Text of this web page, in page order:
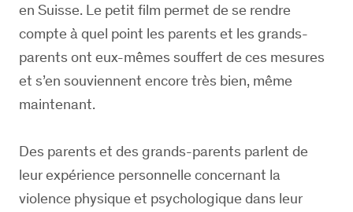
en Suisse. Le petit film permet de se rendre
compte à quel point les parents et les grands-
parents ont eux-mêmes souffert de ces mesures
et s’en souviennent encore très bien, même
maintenant.
Des parents et des grands-parents parlent de
leur expérience personnelle concernant la
violence physique et psychologique dans leur